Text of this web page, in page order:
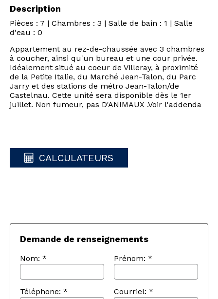
Description
Pièces : 7 | Chambres : 3 | Salle de bain : 1 | Salle
d'eau : 0
Appartement au rez-de-chaussée avec 3 chambres
à coucher, ainsi qu'un bureau et une cour privée.
Idéalement situé au coeur de Villeray, à proximité
de la Petite Italie, du Marché Jean-Talon, du Parc
Jarry et des stations de métro Jean-Talon/de
Castelnau. Cette unité sera disponible dès le 1er
juillet. Non fumeur, pas D'ANIMAUX .Voir l'addenda
CALCULATEURS
Demande de renseignements
Nom: * Prénom: *
Téléphone: * Courriel: *